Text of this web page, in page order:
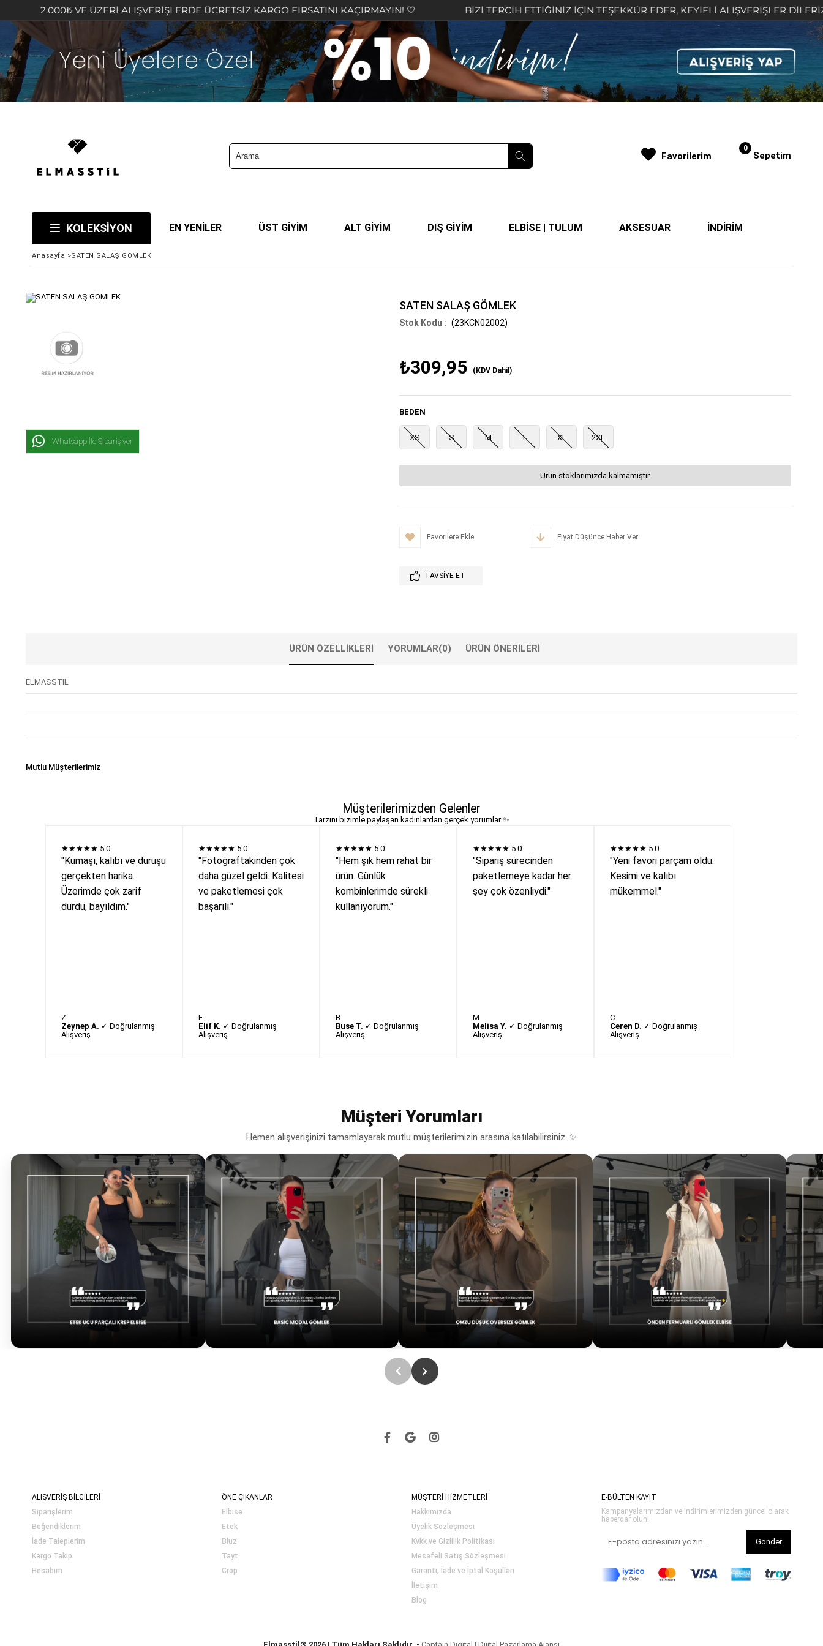
VE ÜZERİ ALIŞVERİŞLERDE ÜCRETSİZ KARGO FIRSATINI KAÇIRMAYIN! 🤍 BİZİ TERCİH ETTİĞİNİZ İÇİN TEŞEKKÜR EDER, KEYİFLİ ALIŞVERİŞLER DİLERİZ 🤍
Sepetim
0
KOLEKSİYON EN YENİLER ÜST GİYİM ALT GİYİM DIŞ GİYİM ELBİSE | TULUM AKSESUAR İNDİRİM
Favorilerim
Anasayfa >SATEN SALAŞ GÖMLEK
Whatsapp İle Sipariş ver
SATEN SALAŞ GÖMLEK
(23KCN02002)
₺309,95 (KDV Dahil)
BEDEN
XS S M L XL 2XL
Ürün stoklarımızda kalmamıştır.
Favorilere Ekle Fiyat Düşünce Haber Ver
TAVSIYE ET
ÜRÜN ÖZELLIKLERI YORUMLAR(0) ÜRÜN ÖNERILERI
ELMASSTİL
Mutlu Müşterilerimiz
Müşterilerimizden Gelenler
Tarzını bizimle paylaşan kadınlardan gerçek yorumlar ✨
★★★★★ 5.0
"Kumaşı, kalıbı ve duruşu
gerçekten harika.
Üzerimde çok zarif
durdu, bayıldım."
Z
Zeynep A. ✓ Doğrulanmış
Alışveriş
★★★★★ 5.0
"Fotoğraftakinden çok
daha güzel geldi. Kalitesi
ve paketlemesi çok
başarılı."
E
Elif K. ✓ Doğrulanmış
Alışveriş
★★★★★ 5.0
"Hem şık hem rahat bir
ürün. Günlük
kombinlerimde sürekli
kullanıyorum."
B
Buse T. ✓ Doğrulanmış
Alışveriş
★★★★★ 5.0
"Sipariş sürecinden
paketlemeye kadar her
şey çok özenliydi."
M
Melisa Y. ✓ Doğrulanmış
Alışveriş
★★★★★ 5.0
"Yeni favori parçam oldu.
Kesimi ve kalıbı
mükemmel."
C
Ceren D. ✓ Doğrulanmış
Alışveriş
Müşteri Yorumları
Hemen alışverişinizi tamamlayarak mutlu müşterilerimizin arasına katılabilirsiniz. ✨
ALIŞVERİŞ BİLGİLERİ
Siparişlerim
Beğendiklerim
İade Taleplerim
Kargo Takip
Hesabım
ÖNE ÇIKANLAR
Elbise
Etek
Bluz
Tayt
Crop
MÜŞTERİ HİZMETLERİ
Hakkımızda
Üyelik Sözleşmesi
Kvkk ve Gizlilik Politikası
Mesafeli Satış Sözleşmesi
Garanti, İade ve İptal Koşulları
İletişim
Blog
E-BÜLTEN KAYIT
Kampanyalarımızdan ve indirimlerimizden güncel olarak
haberdar olun!
Gönder